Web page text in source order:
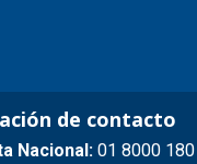
de contacto
Nacional:01 8000 180